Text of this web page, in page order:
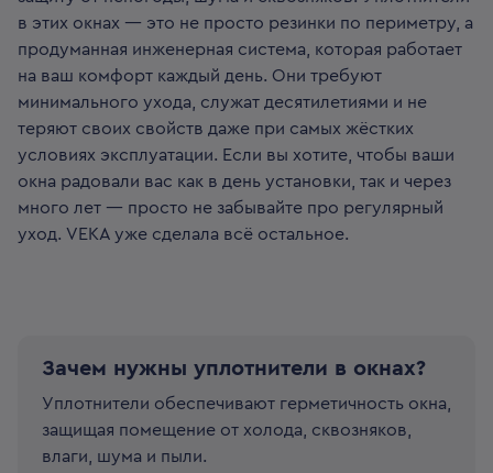
в этих окнах — это не просто резинки по периметру, а
продуманная инженерная система, которая работает
на ваш комфорт каждый день. Они требуют
минимального ухода, служат десятилетиями и не
теряют своих свойств даже при самых жёстких
условиях эксплуатации. Если вы хотите, чтобы ваши
окна радовали вас как в день установки, так и через
много лет — просто не забывайте про регулярный
уход. VEKA уже сделала всё остальное.
Зачем нужны уплотнители в окнах?
Уплотнители обеспечивают герметичность окна,
защищая помещение от холода, сквозняков,
влаги, шума и пыли.